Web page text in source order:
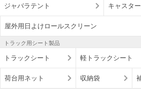
ジャバラテント キャスタ
屋外用日よけロールスクリーン
トラック用シート製品
トラックシート 軽トラックシート
荷台用ネット 収納袋